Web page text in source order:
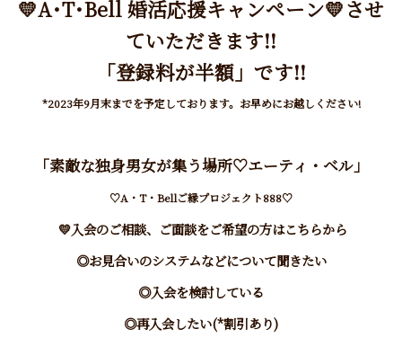
💛A･T･Bell婚活応援キャンペーン💛させ
ていただきます!!
「登録料が半額」です!!
*2023年9月末までを予定しております。お早めにお越しください!
「素敵な独身男女が集う場所♡エーティ・ベル」
♡A・T・Bellご縁プロジェクト888♡
💛入会のご相談、ご面談をご希望の方はこちらから
◎お見合いのシステムなどについて聞きたい
◎入会を検討している
◎再入会したい(*割引あり)